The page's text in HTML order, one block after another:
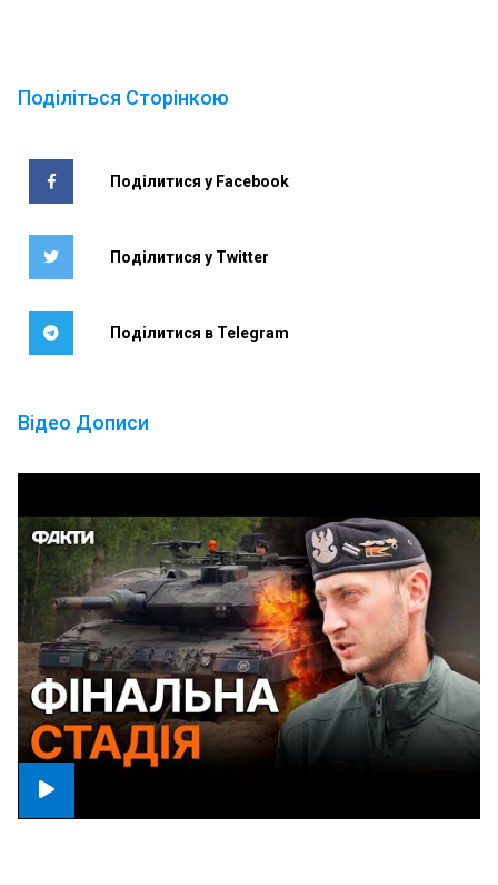
Поділіться Сторінкою
Поділитися у Facebook
Поділитися у Twitter
Поділитися в Telegram
Відео Дописи